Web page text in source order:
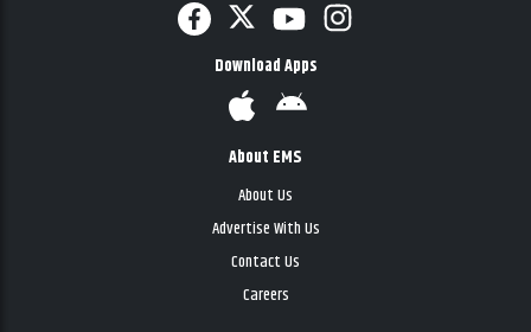
Download Apps
About EMS
About Us
Advertise With Us
Contact Us
Careers